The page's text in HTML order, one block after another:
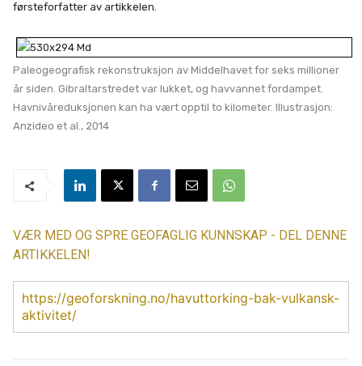
førsteforfatter av artikkelen.
Paleogeografisk rekonstruksjon av Middelhavet for seks millioner
år siden. Gibraltarstredet var lukket, og havvannet fordampet.
Havnivåreduksjonen kan ha vært opptil to kilometer. Illustrasjon:
Anzideo et al., 2014
VÆR MED OG SPRE GEOFAGLIG KUNNSKAP - DEL DENNE
ARTIKKELEN!
https://geoforskning.no/havuttorking-bak-vulkansk-
aktivitet/